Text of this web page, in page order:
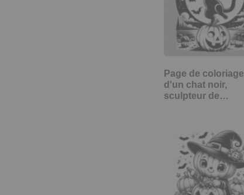
Page de coloriage
d'un chat noir,
sculpteur de…